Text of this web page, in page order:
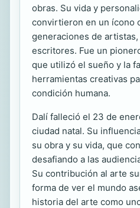
obras. Su vida y
convirtieron en un ícono
generaciones de
escritores. Fue un
que utilizó el sueño y la
herramientas creativas
condición humana.
Dalí falleció el 23 de
ciudad natal. Su
su obra y su vida, que
desafiando a las
Su contribución al arte
forma de ver el mundo
historia del arte como